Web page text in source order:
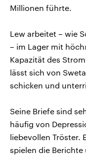
Millionen führte.
Lew arbeitet – wie
– im Lager mit
Kapazität des
lässt sich von
schicken und
Seine Briefe sind
häufig von
liebevollen Tröster.
spielen die